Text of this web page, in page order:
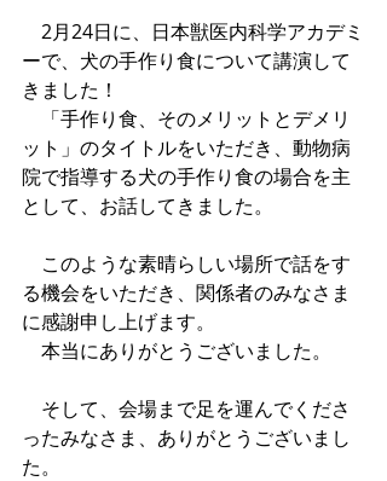
2月24日に、日本獣医内科学アカデミ
ーで、犬の手作り食について講演して
きました！
「手作り食、そのメリットとデメリ
ット」のタイトルをいただき、動物病
院で指導する犬の手作り食の場合を主
として、お話してきました。
このような素晴らしい場所で話をす
る機会をいただき、関係者のみなさま
に感謝申し上げます。
本当にありがとうございました。
そして、会場まで足を運んでくださ
ったみなさま、ありがとうございまし
た。